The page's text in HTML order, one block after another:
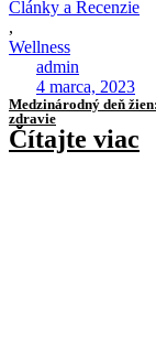
Články a Recenzie
,
Wellness
admin
4 marca, 2023
Medzinárodný deň
zdravie
Čítajte viac